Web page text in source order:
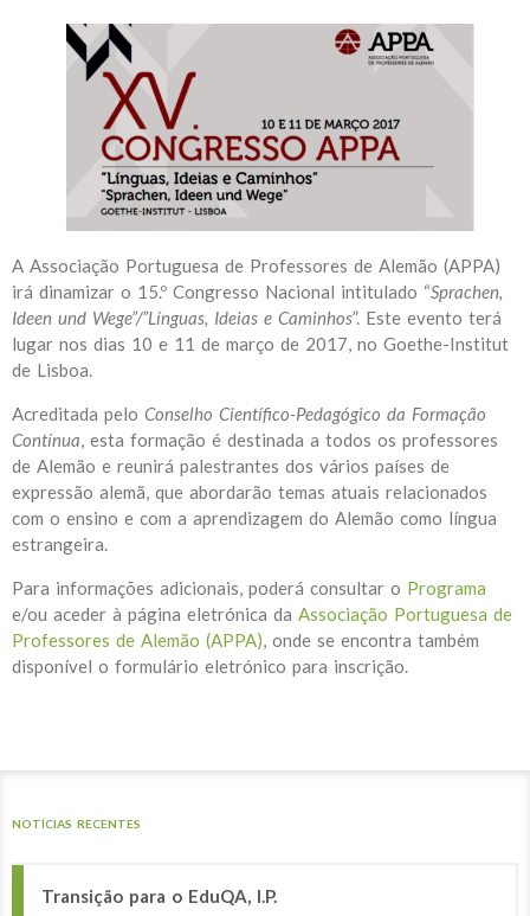
A Associação Portuguesa de Professores de Alemão (APPA)
irá dinamizar o 15.º Congresso Nacional intitulado “Sprachen,
Ideen und Wege”/”Línguas, Ideias e Caminhos”. Este evento terá
lugar nos dias 10 e 11 de março de 2017, no Goethe-Institut
de Lisboa.
Acreditada pelo Conselho Científico-Pedagógico da Formação
Contínua, esta formação é destinada a todos os professores
de Alemão e reunirá palestrantes dos vários países de
expressão alemã, que abordarão temas atuais relacionados
com o ensino e com a aprendizagem do Alemão como língua
estrangeira.
Para informações adicionais, poderá consultar o Programa
e/ou aceder à página eletrónica da Associação Portuguesa de
Professores de Alemão (APPA), onde se encontra também
disponível o formulário eletrónico para inscrição.
NOTÍCIAS RECENTES
Transição para o EduQA, I.P.